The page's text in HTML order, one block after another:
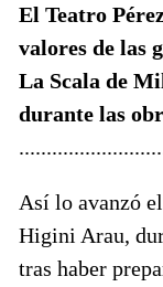
El Teatro
valores de las
La Scala de
durante las
Así lo avanzó
Higini Arau,
tras haber